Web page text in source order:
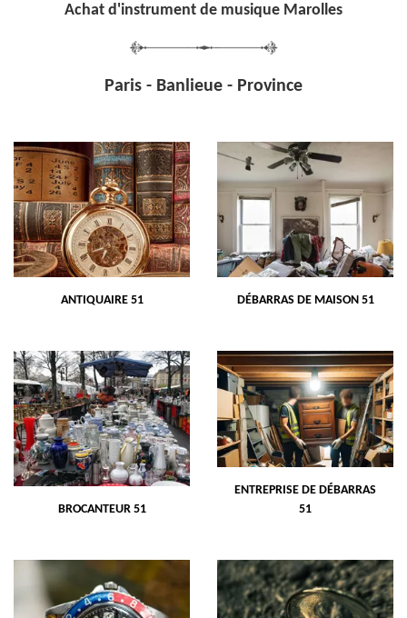
Achat d'instrument de musique Marolles
Paris - Banlieue - Province
ANTIQUAIRE 51 DÉBARRAS DE MAISON 51
BROCANTEUR 51
ENTREPRISE DE DÉBARRAS
51